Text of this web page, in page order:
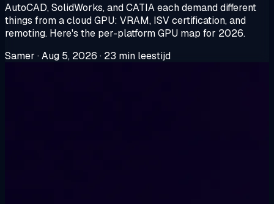
AutoCAD, SolidWorks, and CATIA each demand different
things from a cloud GPU: VRAM, ISV certification, and
remoting. Here's the per-platform GPU map for 2026.
Samer ·Aug 5, 2026 · 23 min leestijd